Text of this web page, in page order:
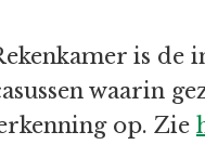
is
waarin
op. Zie